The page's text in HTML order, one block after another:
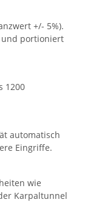
+/- 5%).
und portioniert
1200
automatisch
Eingriffe.
wie
Karpaltunnel